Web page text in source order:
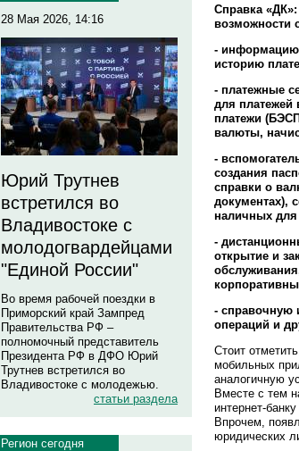
28 Мая 2026, 14:16
Юрий Трутнев
встретился во
Владивостоке с
молодогвардейцами
"Единой России"
Во время рабочей поездки в
Приморский край Зампред
Правительства РФ –
полномочный представитель
Президента РФ в ДФО Юрий
Трутнев встретился во
Владивостоке с молодежью.
статьи раздела
Регион сегодня
Справка
возможности
- информацию
историю
- платежные
для платежей
платежи
валюты,
-
создания
справки о
документах),
наличных для
-
открытие и
- справочную
операций и
Стоит
мобильных
аналогичную
Вместе с тем
интернет-
Впрочем,
юридических